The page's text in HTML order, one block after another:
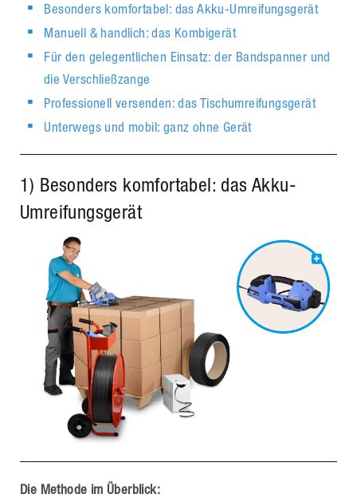
Besonders komfortabel: das Akku-Umreifungsgerät
Manuell & handlich: das Kombigerät
Für den gelegentlichen Einsatz: der Bandspanner und
die Verschließzange
Professionell versenden: das Tischumreifungsgerät
Unterwegs und mobil: ganz ohne Gerät
1) Besonders komfortabel: das Akku-
Umreifungsgerät
Die Methode im Überblick: